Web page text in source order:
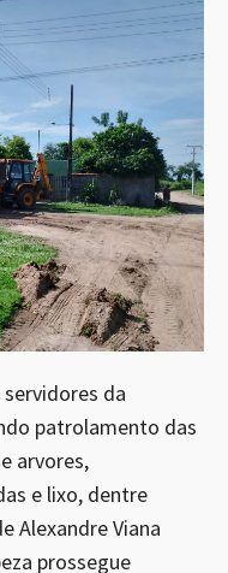
da
patrolamento das
arvores,
e lixo, dentre
Alexandre Viana
prossegue